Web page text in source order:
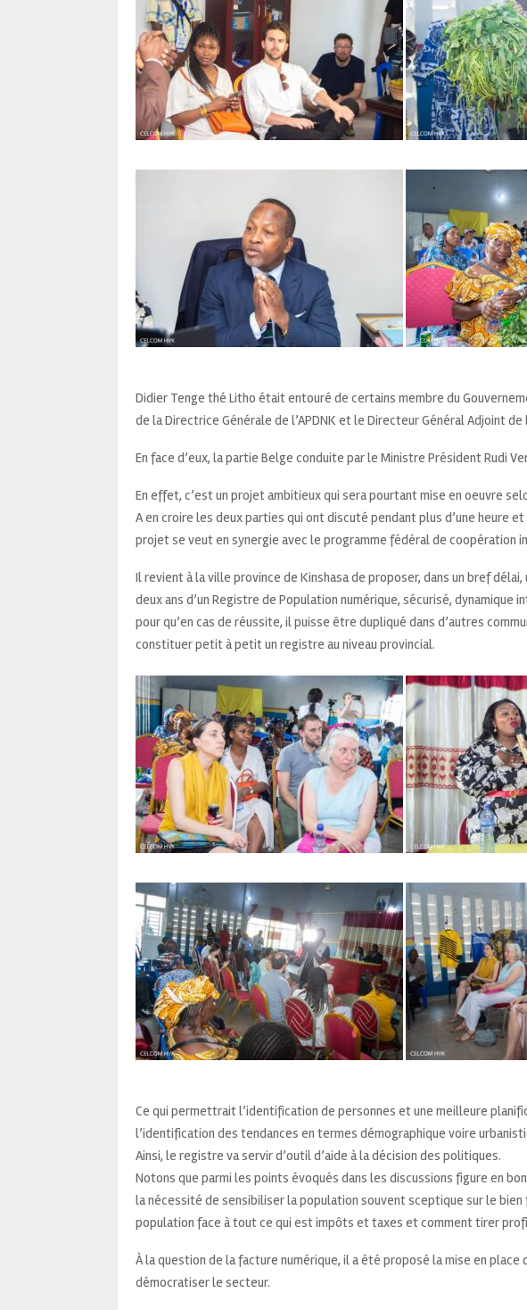
Didier Tenge thé Litho était entouré de certains membre du
de la Directrice Générale de l’APDNK et le Directeur Général Adjoint de
En face d’eux, la partie Belge conduite par le Ministre Président Rudi
En effet, c’est un projet ambitieux qui sera pourtant mise en oeuvre
A en croire les deux parties qui ont discuté pendant plus d’une heure
projet se veut en synergie avec le programme fédéral de coopération
Il revient à la ville province de Kinshasa de proposer, dans un bref
deux ans d’un Registre de Population numérique, sécurisé, dynamique
pour qu’en cas de réussite, il puisse être dupliqué dans d’autres
constituer petit à petit un registre au niveau provincial.
Ce qui permettrait l’identification de personnes et une meilleure
l’identification des tendances en termes démographique voire
Ainsi, le registre va servir d’outil d’aide à la décision des politiques.
Notons que parmi les points évoqués dans les discussions figure en
la nécessité de sensibiliser la population souvent sceptique sur le
population face à tout ce qui est impôts et taxes et comment tirer
À la question de la facture numérique, il a été proposé la mise en
démocratiser le secteur.